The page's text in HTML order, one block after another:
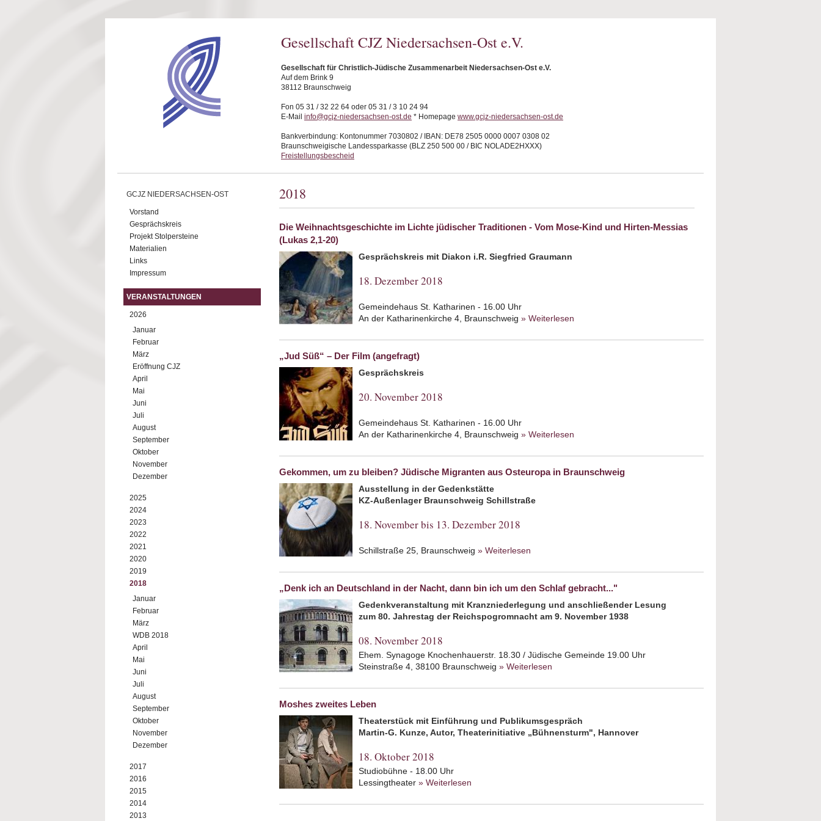
Gesellschaft CJZ Niedersachsen-Ost e.V.
Gesellschaft für Christlich-Jüdische Zusammenarbeit Niedersachsen-Ost e.V.
Auf dem Brink 9
38112 Braunschweig
Fon 05 31 / 32 22 64 oder 05 31 / 3 10 24 94
E-Mail info@gcjz-niedersachsen-ost.de * Homepage www.gcjz-niedersachsen-ost.de
Bankverbindung: Kontonummer 7030802 / IBAN: DE78 2505 0000 0007 0308 02
Braunschweigische Landessparkasse (BLZ 250 500 00 / BIC NOLADE2HXXX)
Freistellungsbescheid
GCJZ NIEDERSACHSEN-OST
Vorstand
Gesprächskreis
Projekt Stolpersteine
Materialien
Links
Impressum
VERANSTALTUNGEN
2026
Januar
Februar
März
Eröffnung CJZ
April
Mai
Juni
Juli
August
September
Oktober
November
Dezember
2025
2024
2023
2022
2021
2020
2019
2018
Januar
Februar
März
WDB 2018
April
Mai
Juni
Juli
August
September
Oktober
November
Dezember
2017
2016
2015
2014
2013
2018
Die Weihnachtsgeschichte im Lichte jüdischer Traditionen - Vom Mose-Kind und Hirten-Messias
(Lukas 2,1-20)
Gesprächskreis mit Diakon i.R. Siegfried Graumann
18. Dezember 2018
Gemeindehaus St. Katharinen - 16.00 Uhr
An der Katharinenkirche 4, Braunschweig » Weiterlesen
Mose-Kind und Hirten-Messias
„Jud Süß“ – Der Film (angefragt)
Gesprächskreis
20. November 2018
Gemeindehaus St. Katharinen - 16.00 Uhr
An der Katharinenkirche 4, Braunschweig » Weiterlesen
Gekommen, um zu bleiben? Jüdische Migranten aus Osteuropa in Braunschweig
Ausstellung in der Gedenkstätte
KZ-Außenlager Braunschweig Schillstraße
18. November bis 13. Dezember 2018
Schillstraße 25, Braunschweig » Weiterlesen
„Denk ich an Deutschland in der Nacht, dann bin ich um den Schlaf gebracht..."
Gedenkveranstaltung mit Kranzniederlegung und anschließender Lesung
zum 80. Jahrestag der Reichspogromnacht am 9. November 1938
08. November 2018
Ehem. Synagoge Knochenhauerstr. 18.30 / Jüdische Gemeinde 19.00 Uhr
Steinstraße 4, 38100 Braunschweig » Weiterlesen
gebracht..."
Moshes zweites Leben
Theaterstück mit Einführung und Publikumsgespräch
Martin-G. Kunze, Autor, Theaterinitiative „Bühnensturm", Hannover
18. Oktober 2018
Studiobühne - 18.00 Uhr
Lessingtheater » Weiterlesen